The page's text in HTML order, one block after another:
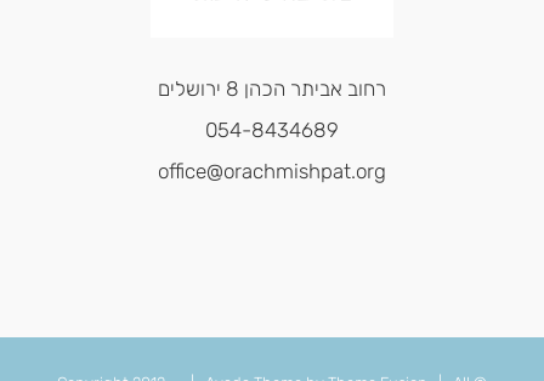
רחוב אביתר הכהן 8 ירושלים
054-8434689
office@orachmishpat.org